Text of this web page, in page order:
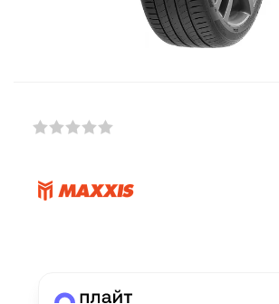
Добавляйте товары
25 % картой любого банка
Получайте товар
списываться